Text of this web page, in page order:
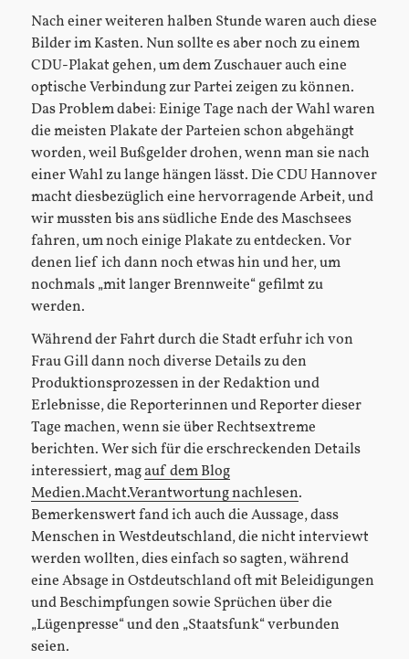
Nach einer weiteren halben Stunde waren auch diese
Bilder im Kasten. Nun sollte es aber noch zu einem
CDU-Plakat gehen, um dem Zuschauer auch eine
optische Verbindung zur Partei zeigen zu können.
Das Problem dabei: Einige Tage nach der Wahl waren
die meisten Plakate der Parteien schon abgehängt
worden, weil Bußgelder drohen, wenn man sie nach
einer Wahl zu lange hängen lässt. Die CDU Hannover
macht diesbezüglich eine hervorragende Arbeit, und
wir mussten bis ans südliche Ende des Maschsees
fahren, um noch einige Plakate zu entdecken. Vor
denen lief ich dann noch etwas hin und her, um
nochmals „mit langer Brennweite“ gefilmt zu
werden.
Während der Fahrt durch die Stadt erfuhr ich von
Frau Gill dann noch diverse Details zu den
Produktionsprozessen in der Redaktion und
Erlebnisse, die Reporterinnen und Reporter dieser
Tage machen, wenn sie über Rechtsextreme
berichten. Wer sich für die erschreckenden Details
interessiert, magauf dem Blog
Medien.Macht.Verantwortung nachlesen.
Bemerkenswert fand ich auch die Aussage, dass
Menschen in Westdeutschland, die nicht interviewt
werden wollten, dies einfach so sagten, während
eine Absage in Ostdeutschland oft mit Beleidigungen
und Beschimpfungen sowie Sprüchen über die
„Lügenpresse“ und den „Staatsfunk“ verbunden
seien.